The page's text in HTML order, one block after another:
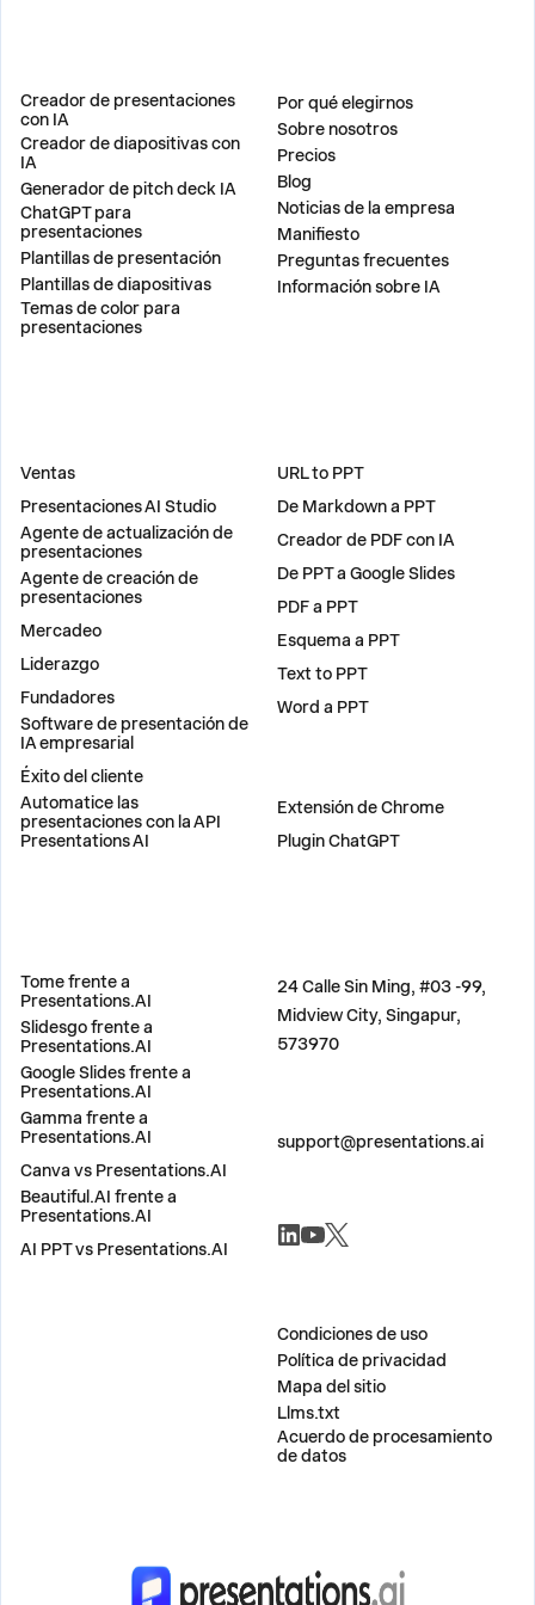
Creador de presentaciones
con IA
Creador de diapositivas con
IA
Generador de pitch deck IA
ChatGPT para
presentaciones
Plantillas de presentación
Plantillas de diapositivas
Temas de color para
presentaciones
Por qué elegirnos
Sobre nosotros
Precios
Blog
Noticias de la empresa
Manifiesto
Preguntas frecuentes
Información sobre IA
Ventas
Presentaciones AI Studio
Agente de actualización de
presentaciones
Agente de creación de
presentaciones
Mercadeo
Liderazgo
Fundadores
Software de presentación de
IA empresarial
Éxito del cliente
Automatice las
presentaciones con la API
Presentations AI
URL to PPT
De Markdown a PPT
Creador de PDF con IA
De PPT a Google Slides
PDF a PPT
Esquema a PPT
Text to PPT
Word a PPT
Extensión de Chrome
Plugin ChatGPT
Tome frente a
Presentations.AI
Slidesgo frente a
Presentations.AI
Google Slides frente a
Presentations.AI
Gamma frente a
Presentations.AI
Canva vs Presentations.AI
Beautiful.AI frente a
Presentations.AI
AI PPT vs Presentations.AI
24 Calle Sin Ming, #03 -99,
Midview City, Singapur,
573970
support@presentations.ai
Condiciones de uso
Política de privacidad
Mapa del sitio
Llms.txt
Acuerdo de procesamiento
de datos